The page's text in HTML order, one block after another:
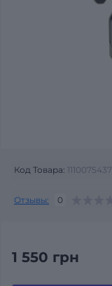
Код Товара: 1110075437
Отзывы: 0
1 550 грн